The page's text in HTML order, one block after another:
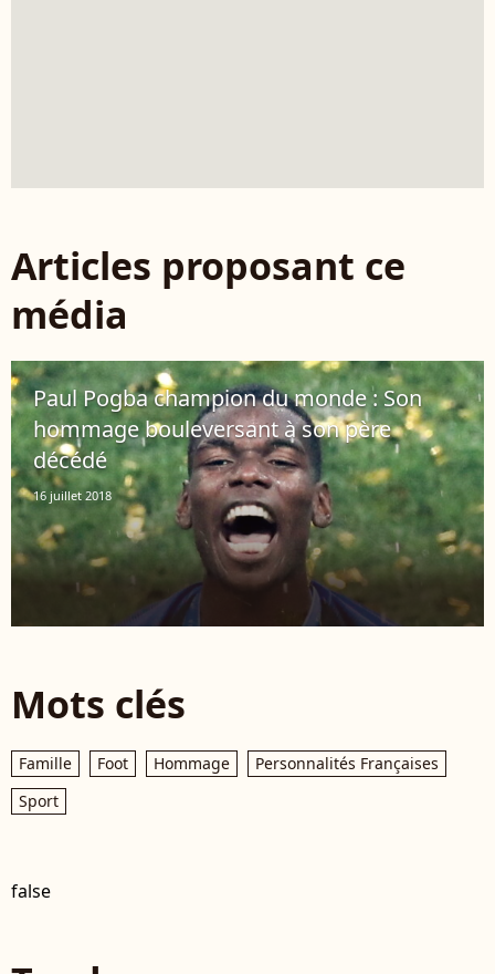
Articles proposant ce
média
Paul Pogba champion du monde : Son
hommage bouleversant à son père
décédé
16 juillet 2018
Mots clés
Famille Foot Hommage
Personnalités Françaises
Sport
false